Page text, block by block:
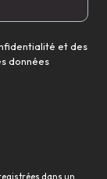
et des
données
dans un